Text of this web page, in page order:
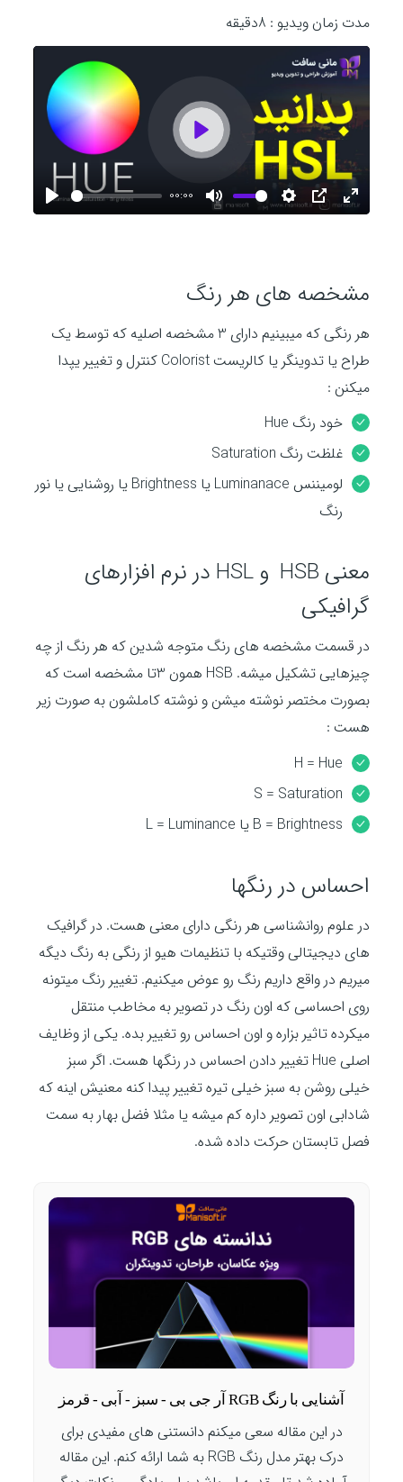
مدت زمان ویدیو : 8دقیقه
P
00:00
M
e
S
t
n
g
P
E
e
f
u
l
s
c
r
P
l
y
مشخصه های هر رنگ
هر رنگی که میبینیم دارای 3 مشخصه اصلیه که توسط یک
طراح یا تدوینگر یا کالریست Colorist کنترل و تغییر یپدا
میکنن :
خود رنگ Hue
غلظت رنگ Saturation
لومیننس Luminanace یا Brightness یا روشنایی یا نور
رنگ
معنی HSB و HSL در نرم افزارهای
گرافیکی
در قسمت مشخصه های رنگ متوجه شدین که هر رنگ از چه
چیزهایی تشکیل میشه. HSB همون 3تا مشخصه است که
بصورت مختصر نوشته میشن و نوشته کاملشون به صورت زیر
هست :
H = Hue
S = Saturation
B = Brightness یا L = Luminance
احساس در رنگها
در علوم روانشناسی هر رنگی دارای معنی هست. در گرافیک
های دیجیتالی وقتیکه با تنظیمات هیو از رنگی به رنگ دیگه
میریم در واقع داریم رنگ رو عوض میکنیم. تغییر رنگ میتونه
روی احساسی که اون رنگ در تصویر به مخاطب منتقل
میکرده تاثیر بزاره و اون احساس رو تغییر بده. یکی از وظایف
اصلی Hue تغییر دادن احساس در رنگها هست. اگر سبز
خیلی روشن به سبز خیلی تیره تغییر پیدا کنه معنیش اینه که
شادابی اون تصویر داره کم میشه یا مثلا فضل بهار به سمت
فصل تابستان حرکت داده شده.
آشنایی با رنگ RGB آر جی بی - سبز - آبی - قرمز
در این مقاله سعی میکنم دانستنی های مفیدی برای
درک بهتر مدل رنگ RGB به شما ارائه کنم. این مقاله